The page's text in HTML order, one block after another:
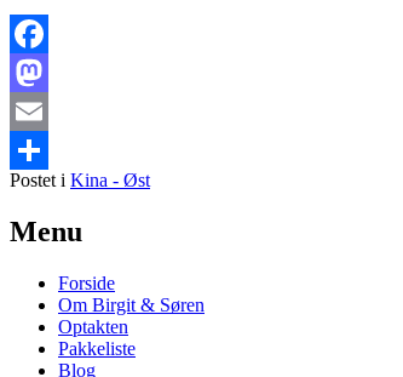
Facebook
Mastodon
Email
Share
Postet i Kina - Øst
Primary
Widget
Area
Menu
Forside
Om Birgit & Søren
Optakten
Pakkeliste
Blog